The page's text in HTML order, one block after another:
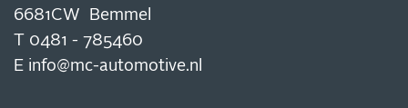
6681CW Bemmel
T 0481 - 785460
E info@mc-automotive.nl